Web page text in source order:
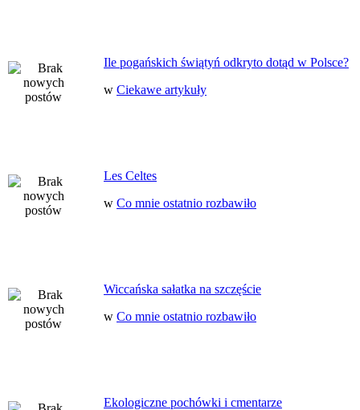
Ile pogańskich świątyń odkryto dotąd w Polsce?
w Ciekawe artykuły
Les Celtes
w Co mnie ostatnio rozbawiło
Wiccańska sałatka na szczęście
w Co mnie ostatnio rozbawiło
Ekologiczne pochówki i cmentarze